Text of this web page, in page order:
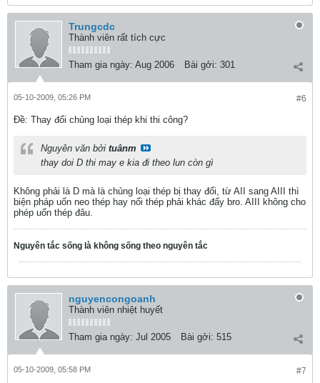
Trungcdc
Thành viên rất tích cực
Tham gia ngày: Aug 2006 Bài gởi: 301
#6
05-10-2009, 05:26 PM
Ðề: Thay đổi chủng loại thép khi thi công?
Nguyên văn bởi tuânm
thay doi D thi may e kia đi theo lun còn gì
Không phải là D mà là chủng loại thép bị thay đổi, từ AII sang AIII thì
biện pháp uốn neo thép hay nối thép phải khác đấy bro. AIII không cho
phép uốn thép đâu.
Nguyên tắc sống là không sống theo nguyên tắc
nguyencongoanh
Thành viên nhiệt huyết
Tham gia ngày: Jul 2005 Bài gởi: 515
#7
05-10-2009, 05:58 PM